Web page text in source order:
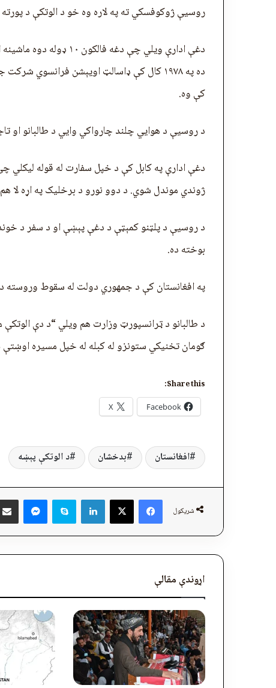
روسیې ژوکوفسکي ته په لاره وه خو د الوتکې د پورته
ده په ۱۹۷۸ کال کې ډاسالټ اويېشن
کې وه.
د روسیې د هوايي چلند چارواکي وايي د طالبانو او
دغې ادارې په کابل کې د خپل سفارت له قوله ليکلي
ژوندي موندل شوي. د دوو نورو د برخلیک په اړه لا
د روسیې د پلټنو کمېټې د دغې پېښې او د سفر د
بوخته ده.
په افغانستان کې د جمهوري دولت له سقوط وروسته د
د طالبانو د ټرانسپورټ وزارت هم ویلي “د دې
ګومان تخنيکي ستونزو له کبله له خپل مسيره اوښتې
Share this:
Facebook
X
افغانستان بدخشان د الوتکې پېښه
شریکول
Facebook
X
LinkedIn
Skype
اړوندې مقالې